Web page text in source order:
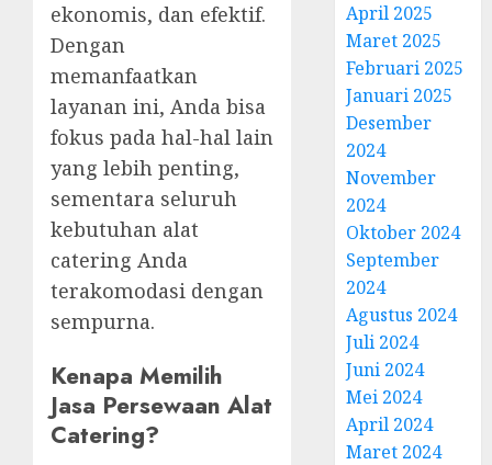
ekonomis, dan efektif.
Dengan
memanfaatkan
layanan ini, Anda bisa
fokus pada hal-hal lain
yang lebih penting,
sementara seluruh
kebutuhan alat
catering Anda
terakomodasi dengan
sempurna.
Kenapa Memilih
Jasa Persewaan Alat
Catering?
April 2025
Maret 2025
Februari 2025
Januari 2025
Desember
2024
November
2024
Oktober 2024
September
2024
Agustus 2024
Juli 2024
Juni 2024
Mei 2024
April 2024
Maret 2024